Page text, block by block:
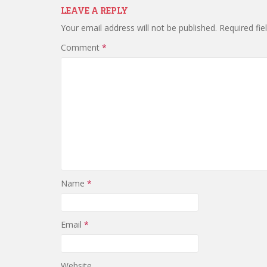
LEAVE A REPLY
Your email address will not be published. Required
Comment *
Name *
Email *